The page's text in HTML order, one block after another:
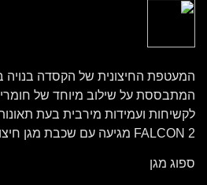
המתבססת על שילוב מיוחד של
לקשיחות ועמידות מירבית בעת
FALCON 2 מגיעה עם שכבת מגן חיצונית אחת.
ספוג מגן